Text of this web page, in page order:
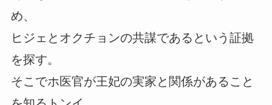
め、
ヒジェとオクチョンの共謀であるという証拠
を探す。
そこでホ医官が王妃の実家と関係があること